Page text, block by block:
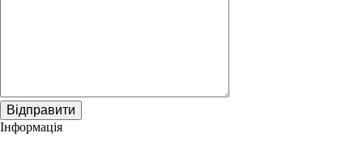
Відправити
Інформація